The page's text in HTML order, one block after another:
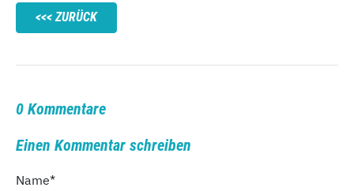
ZURÜCK
0 Kommentare
Einen Kommentar schreiben
Name*